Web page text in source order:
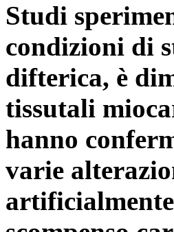
Studi
condizioni di
difterica, è
tissutali
hanno
varie